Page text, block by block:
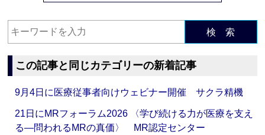
検 索
この記事と同じカテゴリーの新着記事
9月4日に医療従事者向けウェビナー開催 サクラ精機
21日にMRフォーラム2026 〈学び続ける力が医療を支え
る―問われるMRの真価〉 MR認定センター